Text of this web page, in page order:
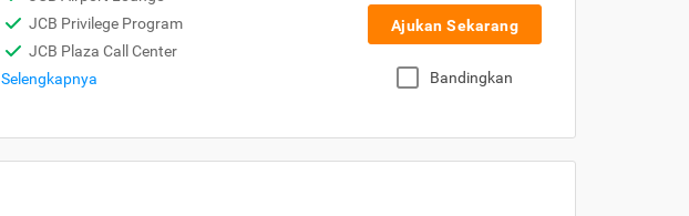
JCB Privilege Program
JCB Plaza Call Center
Selengkapnya
Ajukan Sekarang
Bandingkan